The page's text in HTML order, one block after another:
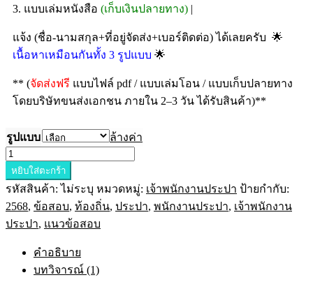
3. แบบเล่มหนังสือ (เก็บเงินปลายทาง) |
แจ้ง (ชื่อ-นามสกุล+ที่อยู่จัดส่ง+เบอร์ติดต่อ) ได้เลยครับ 🌟
เนื้อหาเหมือนกันทั้ง 3 รูปแบบ 🌟
** (จัดส่งฟรี แบบไฟล์ pdf / แบบเล่มโอน / แบบเก็บปลายทาง
โดยบริษัทขนส่งเอกชน ภายใน 2–3 วัน ได้รับสินค้า)**
รูปแบบ ล้างค่า
หยิบใส่ตะกร้า
รหัสสินค้า:ไม่ระบุ หมวดหมู่: เจ้าพนักงานประปา ป้ายกำกับ:
2568, ข้อสอบ, ท้องถิ่น, ประปา, พนักงานประปา, เจ้าพนักงาน
ประปา, แนวข้อสอบ
คำอธิบาย
บทวิจารณ์ (1)